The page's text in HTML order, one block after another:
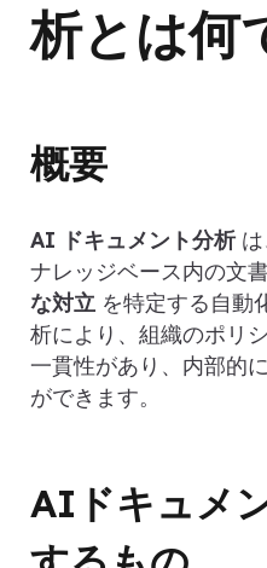
析とは何
概要
AI ドキュメント分析は
ナレッジベース内の文
な対立 を特定する自動
析により、組織のポリ
一貫性があり、内部的
ができます。
AIドキュメ